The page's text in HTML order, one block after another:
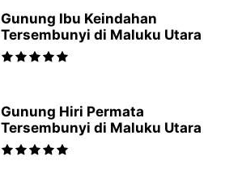
Gunung Ibu Keindahan
Tersembunyi di Maluku Utara
Gunung Hiri Permata
Tersembunyi di Maluku Utara